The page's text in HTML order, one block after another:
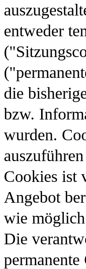
entweder
die
bzw.
wurden.
Cookies ist
Angebot
wie
Die
permanente